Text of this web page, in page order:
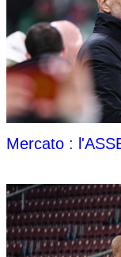
Mercato :